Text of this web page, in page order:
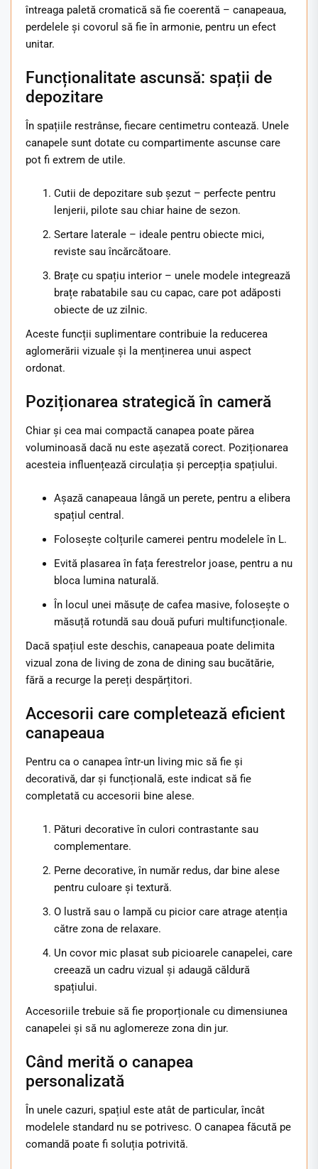
întreaga paletă cromatică să fie coerentă – canapeaua,
perdelele și covorul să fie în armonie, pentru un efect
unitar.
Funcționalitate ascunsă: spații de
depozitare
În spațiile restrânse, fiecare centimetru contează. Unele
canapele sunt dotate cu compartimente ascunse care
pot fi extrem de utile.
Cutii de depozitare sub șezut – perfecte pentru
lenjerii, pilote sau chiar haine de sezon.
Sertare laterale – ideale pentru obiecte mici,
reviste sau încărcătoare.
Brațe cu spațiu interior – unele modele integrează
brațe rabatabile sau cu capac, care pot adăposti
obiecte de uz zilnic.
Aceste funcții suplimentare contribuie la reducerea
aglomerării vizuale și la menținerea unui aspect
ordonat.
Poziționarea strategică în cameră
Chiar și cea mai compactă canapea poate părea
voluminoasă dacă nu este așezată corect. Poziționarea
acesteia influențează circulația și percepția spațiului.
Așază canapeaua lângă un perete, pentru a elibera
spațiul central.
Folosește colțurile camerei pentru modelele în L.
Evită plasarea în fața ferestrelor joase, pentru a nu
bloca lumina naturală.
În locul unei măsuțe de cafea masive, folosește o
măsuță rotundă sau două pufuri multifuncționale.
Dacă spațiul este deschis, canapeaua poate delimita
vizual zona de living de zona de dining sau bucătărie,
fără a recurge la pereți despărțitori.
Accesorii care completează eficient
canapeaua
Pentru ca o canapea într-un living mic să fie și
decorativă, dar și funcțională, este indicat să fie
completată cu accesorii bine alese.
Pături decorative în culori contrastante sau
complementare.
Perne decorative, în număr redus, dar bine alese
pentru culoare și textură.
O lustră sau o lampă cu picior care atrage atenția
către zona de relaxare.
Un covor mic plasat sub picioarele canapelei, care
creează un cadru vizual și adaugă căldură
spațiului.
Accesoriile trebuie să fie proporționale cu dimensiunea
canapelei și să nu aglomereze zona din jur.
Când merită o canapea
personalizată
În unele cazuri, spațiul este atât de particular, încât
modelele standard nu se potrivesc. O canapea făcută pe
comandă poate fi soluția potrivită.